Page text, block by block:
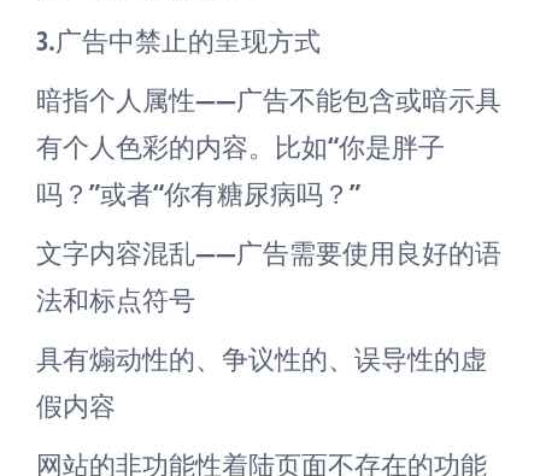
3.广告中禁止的呈现方式
暗指个人属性——广告不能包含或暗示具
有个人色彩的内容。比如“你是胖子
吗？”或者“你有糖尿病吗？”
文字内容混乱——广告需要使用良好的语
法和标点符号
具有煽动性的、争议性的、误导性的虚
假内容
网站的非功能性着陆页面不存在的功能